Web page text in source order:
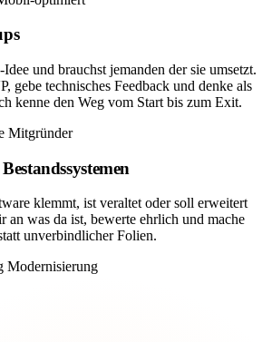
und brauchst jemanden der sie umsetzt.
gebe technisches Feedback und denke als
kenne den Weg vom Start bis zum Exit.
Mitgründer
klemmt, ist veraltet oder soll erweitert
an was da ist, bewerte ehrlich und mache
unverbindlicher Folien.
Modernisierung